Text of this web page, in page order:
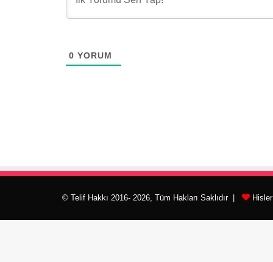
0 YORUM
© Telif Hakkı 2016- 2026, Tüm Hakları Saklıdır |